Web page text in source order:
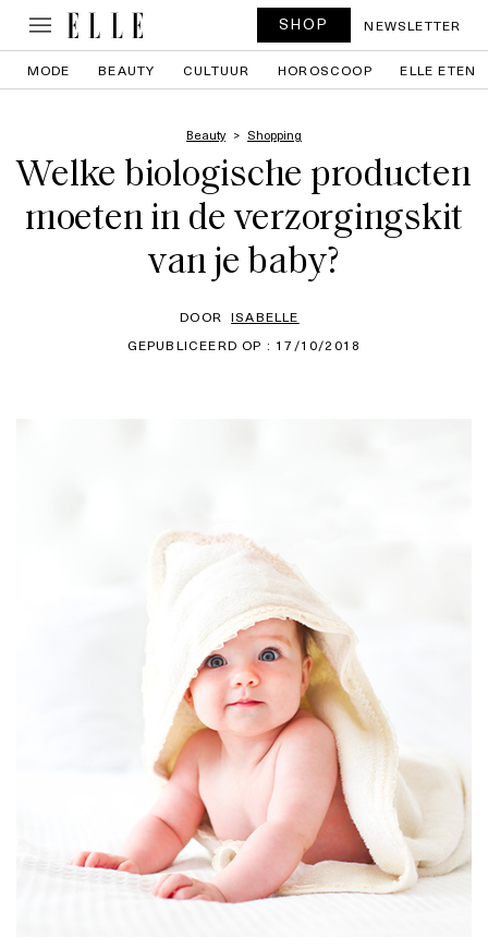
SHOP NEWSLETTER
MODE BEAUTY CULTUUR HOROSCOOP ELLE ETEN
Beauty Shopping
Welke biologische producten
moeten in de verzorgingskit
van je baby?
DOOR ISABELLE
GEPUBLICEERD OP : 17/10/2018